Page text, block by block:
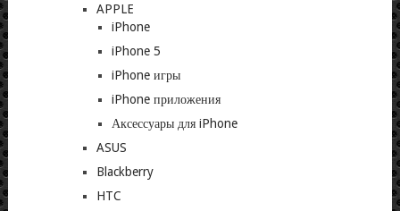
APPLE
iPhone
iPhone 5
iPhone игры
iPhone приложения
Аксессуары для iPhone
ASUS
Blackberry
HTC